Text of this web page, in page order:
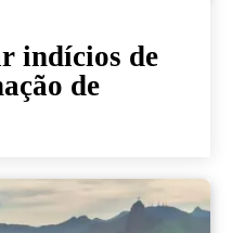
indícios de
de